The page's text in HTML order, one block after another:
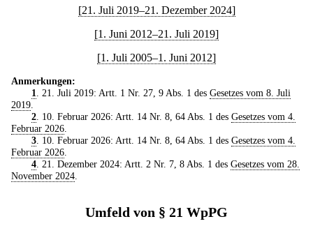
[21. Juli 2019–21. Dezember 2024]
[1. Juni 2012–21. Juli 2019]
[1. Juli 2005–1. Juni 2012]
Anmerkungen:
1
. 21. Juli 2019: Artt. 1 Nr. 27, 9 Abs. 1 des Gesetzes vom 8. Juli
2019
2. 10. Februar 2026: Artt. 14 Nr. 8, 64 Abs. 1 des Gesetzes vom 4.
Februar 2026
3. 10. Februar 2026: Artt. 14 Nr. 8, 64 Abs. 1 des Gesetzes vom 4.
Februar 2026
4. 21. Dezember 2024: Artt. 2 Nr. 7, 8 Abs. 1 des Gesetzes vom 28.
November 2024
Umfeld von § 21 WpPG